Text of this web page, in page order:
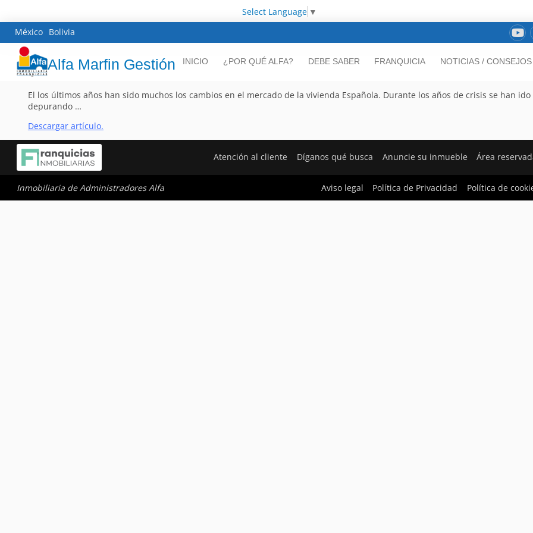
Select Language ▼
México Bolivia
Alfa Marfin Gestión INICIO ¿POR QUÉ ALFA? DEBE SABER FRANQUICIA NOTICIAS / CONSEJOS
El los últimos años han sido muchos los cambios en el mercado de la vivienda Española. Durante los años de crisis se han ido
depurando …
Descargar artículo.
Atención al cliente Díganos qué busca Anuncie su inmueble Área
Inmobiliaria de Administradores Alfa Aviso legal Política de Privacidad Política de